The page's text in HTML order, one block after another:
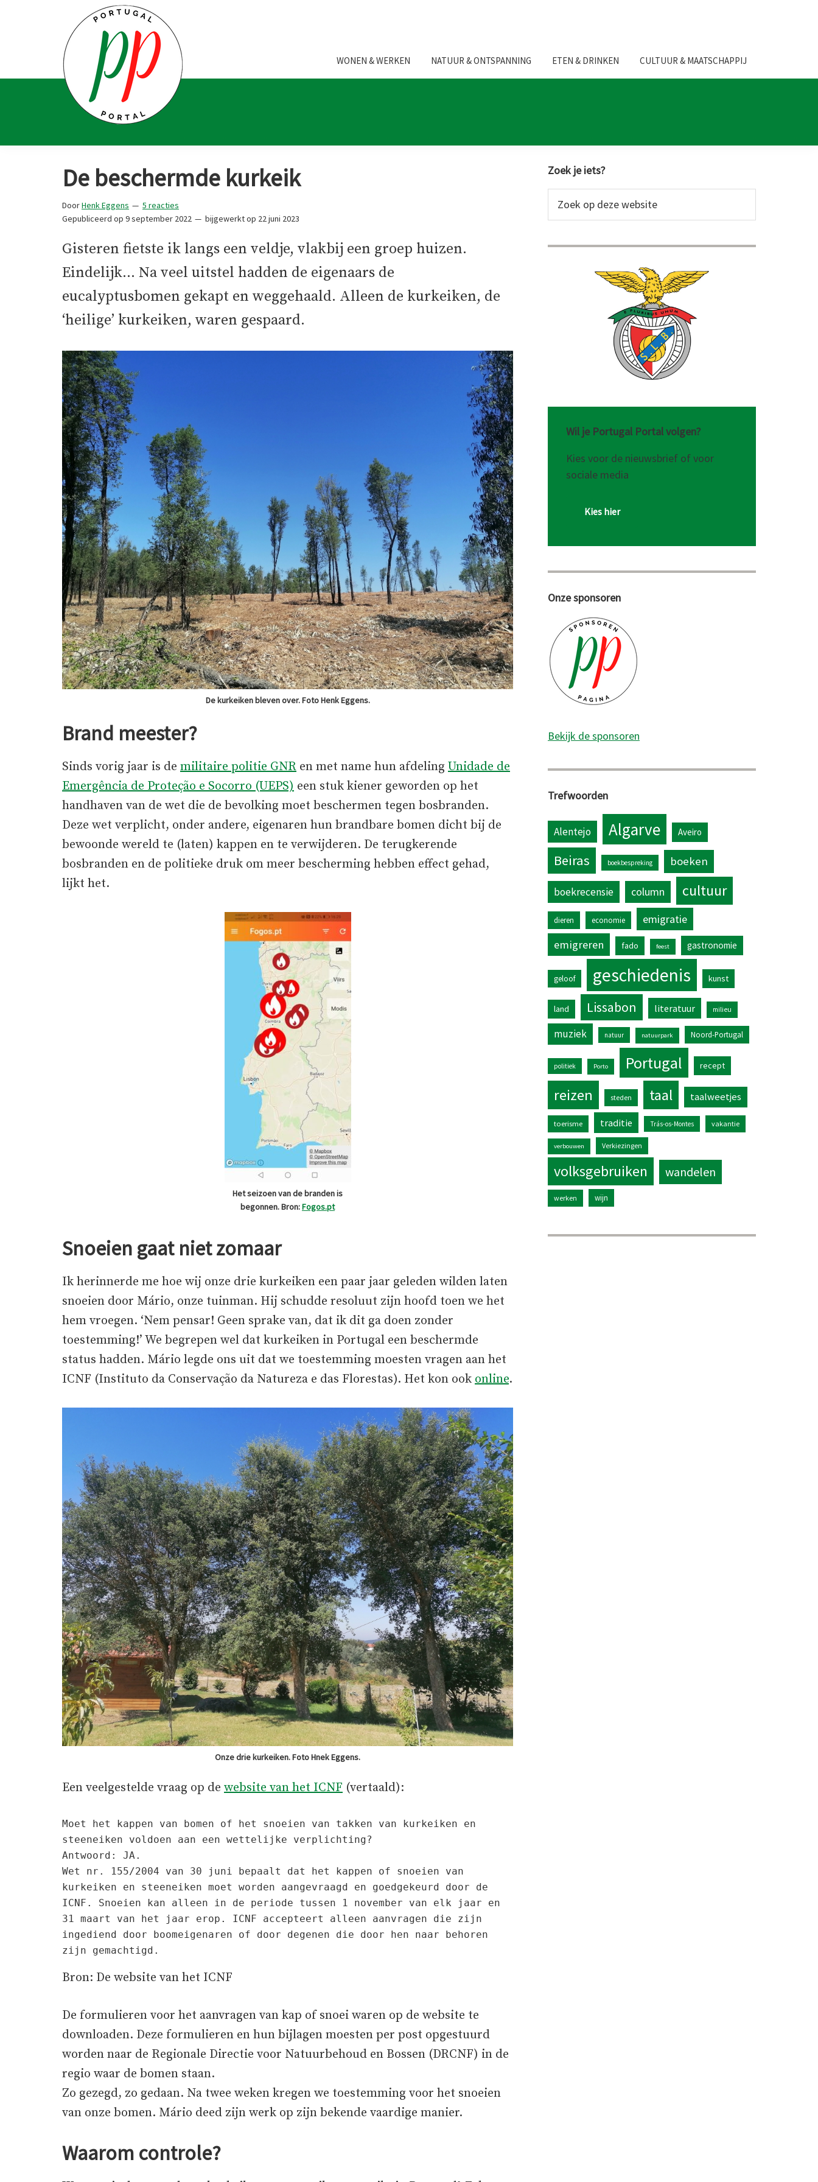
hoofdnavigatie
Portal
en
fanaten
WONEN & WERKEN NATUUR & ONTSPANNING ETEN & DRINKEN CULTUUR & MAATSCHAPPIJ
De beschermde kurkeik
DoorHenk Eggens
5 reacties
Gepubliceerd op 9 september 2022 bijgewerkt op 22 juni 2023
Gisteren fietste ik langs een veldje, vlakbij een groep huizen.
Eindelijk… Na veel uitstel hadden de eigenaars de
eucalyptusbomen gekapt en weggehaald. Alleen de kurkeiken, de
‘heilige’ kurkeiken, waren gespaard.
De kurkeiken bleven over. Foto Henk Eggens.
Brand meester?
Sinds vorig jaar is de militaire politie GNR en met name hun afdeling Unidade de
Emergência de Proteção e Socorro (UEPS) een stuk kiener geworden op het
handhaven van de wet die de bevolking moet beschermen tegen bosbranden.
Deze wet verplicht, onder andere, eigenaren hun brandbare bomen dicht bij de
bewoonde wereld te (laten) kappen en te verwijderen. De terugkerende
bosbranden en de politieke druk om meer bescherming hebben effect gehad,
lijkt het.
Het seizoen van de branden is
begonnen. Bron:Fogos.pt
Snoeien gaat niet zomaar
Ik herinnerde me hoe wij onze drie kurkeiken een paar jaar geleden wilden laten
snoeien door Mário, onze tuinman. Hij schudde resoluut zijn hoofd toen we het
hem vroegen. ‘Nem pensar! Geen sprake van, dat ik dit ga doen zonder
toestemming!’ We begrepen wel dat kurkeiken in Portugal een beschermde
status hadden. Mário legde ons uit dat we toestemming moesten vragen aan het
ICNF (Instituto da Conservação da Natureza e das Florestas). Het kon ook online.
Onze drie kurkeiken. Foto Hnek Eggens.
Een veelgestelde vraag op de website van het ICNF (vertaald):
Moet het kappen van bomen of het snoeien van takken van kurkeiken en
steeneiken voldoen aan een wettelijke verplichting?
Antwoord: JA.
Wet nr. 155/2004 van 30 juni bepaalt dat het kappen of snoeien van
kurkeiken en steeneiken moet worden aangevraagd en goedgekeurd door de
ICNF. Snoeien kan alleen in de periode tussen 1 november van elk jaar en
31 maart van het jaar erop. ICNF accepteert alleen aanvragen die zijn
ingediend door boomeigenaren of door degenen die door hen naar behoren
zijn gemachtigd.
Bron: De website van het ICNF
De formulieren voor het aanvragen van kap of snoei waren op de website te
downloaden. Deze formulieren en hun bijlagen moesten per post opgestuurd
worden naar de Regionale Directie voor Natuurbehoud en Bossen (DRCNF) in de
regio waar de bomen staan.
Zo gezegd, zo gedaan. Na twee weken kregen we toestemming voor het snoeien
van onze bomen. Mário deed zijn werk op zijn bekende vaardige manier.
Waarom controle?
Primaire
Sidebar
Zoek je iets?
op
website
Wil je Portugal Portal volgen?
Kies voor de nieuwsbrief of voor
sociale media
Kies hier
Onze sponsoren
Bekijk de sponsoren
Trefwoorden
Alentejo Algarve Aveiro
Beiras boekbespreking boeken
boekrecensie column cultuur
dieren economie
emigratie
emigreren
fado feest gastronomie
geloof geschiedenis kunst
land Lissabon literatuur milieu
muziek natuur natuurpark Noord-Portugal
politiek Porto Portugal recept
reizen steden taal taalweetjes
toerisme traditie Trás-os-Montes vakantie
verbouwen Verkiezingen
volksgebruiken wandelen
werken wijn